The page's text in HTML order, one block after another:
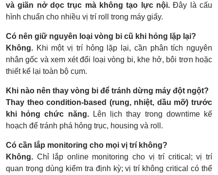
và giãn nở dọc trục mà không tạo lực nội. Đây là cấu
hình chuẩn cho nhiều vị trí roll trong máy giấy.
Có nên giữ nguyên loại vòng bi cũ khi hỏng lặp lại?
Không. Khi một vị trí hỏng lặp lại, cần phân tích nguyên
nhân gốc và xem xét đổi loại vòng bi, khe hở, bôi trơn hoặc
thiết kế lại toàn bộ cụm.
Khi nào nên thay vòng bi để tránh dừng máy đột ngột?
Thay theo condition-based (rung, nhiệt, dầu mỡ) trước
khi hỏng chức năng.Lên lịch thay trong downtime kế
hoạch để tránh phá hỏng trục, housing và roll.
Có cần lắp monitoring cho mọi vị trí không?
Không. Chỉ lắp online monitoring cho vị trí critical; vị trí
quan trọng dùng kiểm tra định kỳ; vị trí không critical có thể